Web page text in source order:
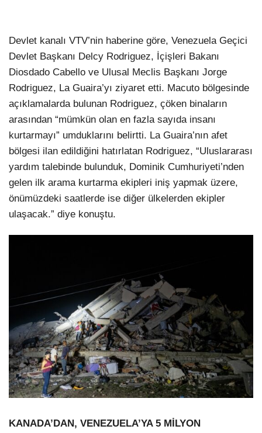
Devlet kanalı VTV’nin haberine göre, Venezuela Geçici
Devlet Başkanı Delcy Rodriguez, İçişleri Bakanı
Diosdado Cabello ve Ulusal Meclis Başkanı Jorge
Rodriguez, La Guaira’yı ziyaret etti. Macuto bölgesinde
açıklamalarda bulunan Rodriguez, çöken binaların
arasından “mümkün olan en fazla sayıda insanı
kurtarmayı” umduklarını belirtti. La Guaira’nın afet
bölgesi ilan edildiğini hatırlatan Rodriguez, “Uluslararası
yardım talebinde bulunduk, Dominik Cumhuriyeti’nden
gelen ilk arama kurtarma ekipleri iniş yapmak üzere,
önümüzdeki saatlerde ise diğer ülkelerden ekipler
ulaşacak.” diye konuştu.
KANADA’DAN, VENEZUELA’YA 5 MİLYON